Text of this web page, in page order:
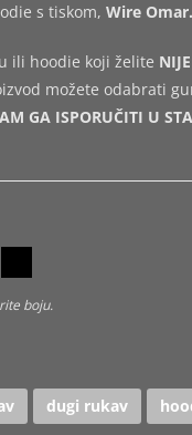
s tiskom,Wire
ili hoodie koji želite
možete odabrati
GA ISPORUČITI U
boju.
dugi rukav